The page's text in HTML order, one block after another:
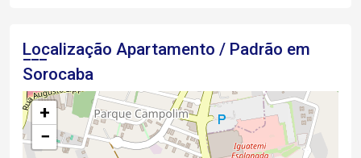
Localização Apartamento / Padrão em
Sorocaba
+
−